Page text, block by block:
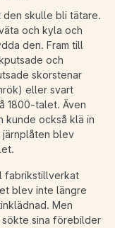
skulle bli tätare.
och kyla och
den. Fram till
och
skorstenar
eller svart
1800-talet. Även
kunde också klä in
järnplåten blev
fabrikstillverkat
blev inte längre
Men
sina förebilder